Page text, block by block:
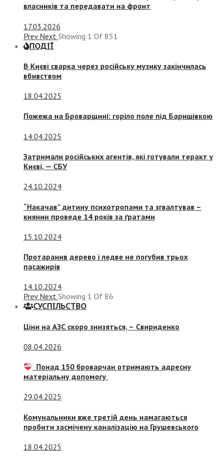
власників та передавати на фронт
17.03.2026
Prev Next Showing 1 Of 851
ПОДІЇ
В Києві сварка через російську музику закінчилась
вбивством
18.04.2025
Пожежа на Броварщині: горіло поле під Баришівкою
14.04.2025
Затримали російських агентів, які готували теракт у
Києві, — СБУ
24.10.2024
“Накачав” дитину психотропами та згвалтував –
киянин проведе 14 років за ґратами
15.10.2024
Протаранив дерево і ледве не погубив трьох
пасажирів
14.10.2024
Prev Next Showing 1 Of 86
СУСПIЛЬСТВО
Ціни на АЗС скоро знизяться, – Свириденко
08.04.2026
Понад 150 броварчан отримають адресну
матеріальну допомогу
29.04.2025
Комунальники вже третій день намагаються
пробити засмічену каналізацію на Грушевського
18.04.2025